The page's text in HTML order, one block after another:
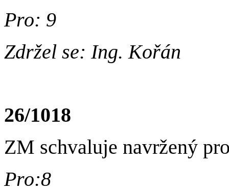
Pro: 9
Zdržel se: Ing. Kořán
26/1018
ZM schvaluje navržený
Pro:8